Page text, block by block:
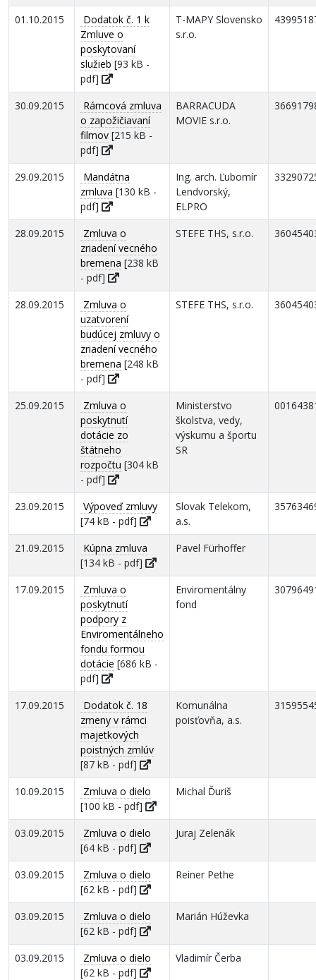
01.10.2015
Dodatok č. 1 k
Zmluve o
poskytovaní
služieb [93 kB -
pdf]
T-MAPY Slovensko
s.r.o.
30.09.2015
Rámcová zmluva
o zapožičiavaní
filmov [215 kB -
pdf]
BARRACUDA
MOVIE s.r.o.
29.09.2015
Mandátna
zmluva [130 kB -
pdf]
Ing. arch. Ľubomír
Lendvorský,
ELPRO
28.09.2015
Zmluva o
zriadení vecného
bremena [238 kB
- pdf]
STEFE THS, s.r.o.
28.09.2015
Zmluva o
uzatvorení
budúcej zmluvy o
zriadení vecného
bremena [248 kB
- pdf]
STEFE THS, s.r.o.
25.09.2015
Zmluva o
poskytnutí
dotácie zo
štátneho
rozpočtu [304 kB
- pdf]
Ministerstvo
školstva, vedy,
výskumu a športu
SR
23.09.2015
Výpoveď zmluvy
[74 kB - pdf]
Slovak Telekom,
a.s.
21.09.2015
Kúpna zmluva
[134 kB - pdf]
Pavel Fürhoffer
17.09.2015
Zmluva o
poskytnutí
podpory z
Enviromentálneho
fondu formou
dotácie [686 kB -
pdf]
Enviromentálny
fond
17.09.2015
Dodatok č. 18
zmeny v rámci
majetkových
poistných zmlúv
[87 kB - pdf]
Komunálna
poisťovňa, a.s.
10.09.2015
Zmluva o dielo
[100 kB - pdf]
Michal Ďuriš
03.09.2015
Zmluva o dielo
[64 kB - pdf]
Juraj Zelenák
03.09.2015
Zmluva o dielo
[62 kB - pdf]
Reiner Pethe
03.09.2015
Zmluva o dielo
[62 kB - pdf]
Marián Húževka
03.09.2015
Zmluva o dielo
[62 kB - pdf]
Vladimír Čerba